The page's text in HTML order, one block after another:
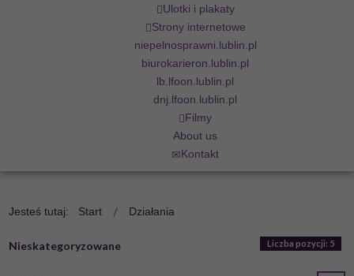
Ulotki i plakaty
Strony internetowe
niepelnosprawni.lublin.pl
biurokarieron.lublin.pl
lb.lfoon.lublin.pl
dnj.lfoon.lublin.pl
Filmy
About us
Kontakt
Jesteś tutaj: Start Działania
Nieskategoryzowane Liczba pozycji: 5